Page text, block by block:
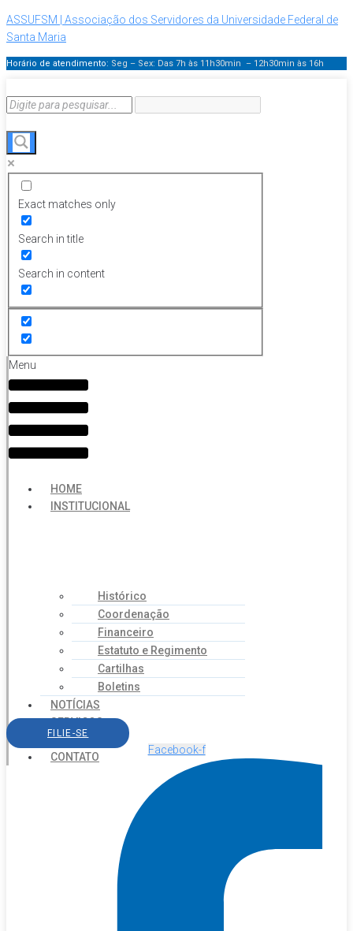
ASSUFSM | Associação dos Servidores da Universidade Federal de
Santa Maria
Horário de atendimento: Seg – Sex: Das 7h às 11h30min – 12h30min às 16h
Exact matches only
Search in title
Search in content
Menu
HOME
INSTITUCIONAL
Histórico
Coordenação
Financeiro
Estatuto e Regimento
Cartilhas
Boletins
NOTÍCIAS
SERVIÇOS
AGENDA
CONTATO
FILIE-SE
Facebook-f